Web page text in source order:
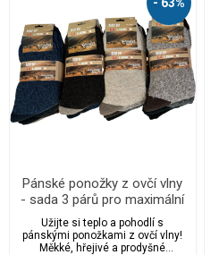
Pánské ponožky z ovčí vlny
- sada 3 párů pro maximální
teplo a pohodlí
Užijte si teplo a pohodlí s
pánskými ponožkami z ovčí vlny!
Měkké, hřejivé a prodyšné